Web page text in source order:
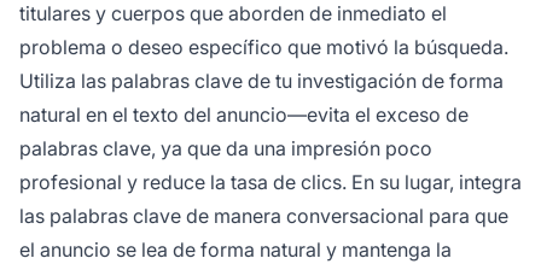
titulares y cuerpos que aborden de inmediato el
problema o deseo específico que motivó la búsqueda.
Utiliza las palabras clave de tu investigación de forma
natural en el texto del anuncio—evita el exceso de
palabras clave, ya que da una impresión poco
profesional y reduce la tasa de clics. En su lugar, integra
las palabras clave de manera conversacional para que
el anuncio se lea de forma natural y mantenga la